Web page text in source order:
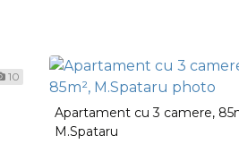
10
Apartament cu 3 camere,
M.Spataru